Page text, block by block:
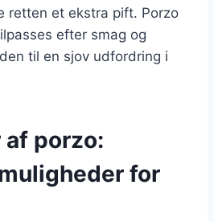
retten et ekstra pift. Porzo
efter smag og
til en sjov udfordring i
porzo:
for